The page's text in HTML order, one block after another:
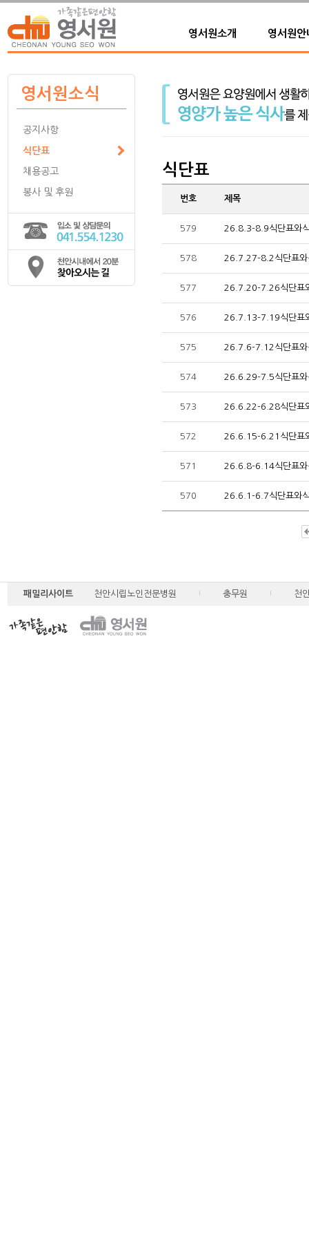
영서원소개 영서원안
영서원소식
공지사항
식단표
채용공고
봉사 및 후원
식단표
번호 제목
579 26.8.3-8.9식단표와
578 26.7.27-8.2식단표와
577 26.7.20-7.26식단표
576 26.7.13-7.19식단표
575 26.7.6-7.12식단표와
574 26.6.29-7.5식단표와
573 26.6.22-6.28식단표
572 26.6.15-6.21식단표
571 26.6.8-6.14식단표와
570 26.6.1-6.7식단표와
패밀리사이트 천안시립노인전문병원 충무원 천